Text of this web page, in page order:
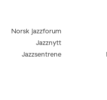
Norsk jazzforum
Jazznytt
Jazzsentrene